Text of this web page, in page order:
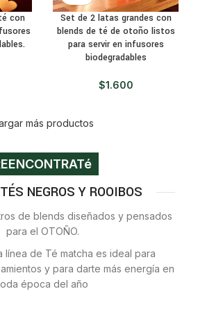
con
Set de 2 latas grandes con
blends de té de otoño listos
para servir en infusores
biodegradables
$1.600
más productos
NEGROS Y ROOIBOS
de blends diseñados y pensados
para el OTOÑO.
línea de Té matcha es ideal para
y para darte más energía en
época del año